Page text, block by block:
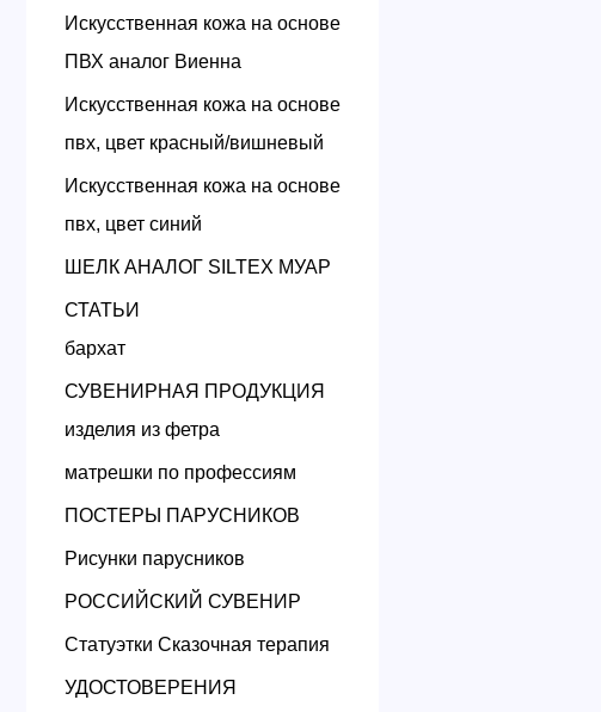
Искусственная кожа на основе
ПВХ аналог Виенна
Искусственная кожа на основе
пвх, цвет красный/вишневый
Искусственная кожа на основе
пвх, цвет синий
ШЕЛК АНАЛОГ SILTEX МУАР
СТАТЬИ
бархат
СУВЕНИРНАЯ ПРОДУКЦИЯ
изделия из фетра
матрешки по профессиям
ПОСТЕРЫ ПАРУСНИКОВ
Рисунки парусников
РОССИЙСКИЙ СУВЕНИР
Статуэтки Сказочная терапия
УДОСТОВЕРЕНИЯ